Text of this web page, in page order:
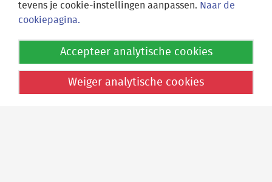
tevens je cookie-instellingen aanpassen. Naar de
cookiepagina.
Accepteer analytische cookies
Weiger analytische cookies
Fruinlaan 15
Locatie Socrates